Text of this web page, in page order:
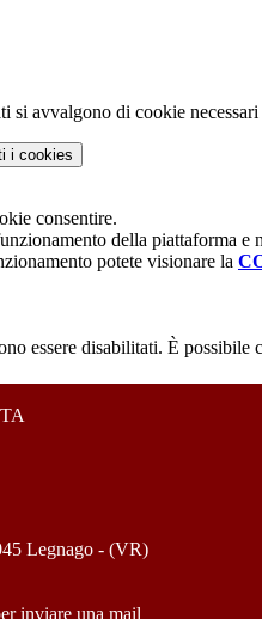
si avvalgono di cookie
i cookies
consentire.
della piattaforma e
potete visionare la
essere disabilitati. È
Legnago - (VR)
inviare una mail